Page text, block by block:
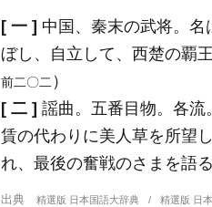
[ 一 ] 中国、秦末の武将。名
ぼし、自立して、西楚の覇
前二〇二 ）
[ 二 ] 謡曲。五番目物。各
賃の代わりに美人草を所望
れ、最後の奮戦のさまを語る
出典 精選版 日本国語大辞典 精選版 日